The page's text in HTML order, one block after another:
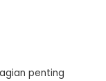
penting